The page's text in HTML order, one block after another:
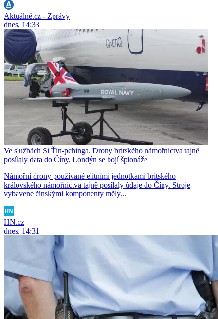
Aktuálně.cz - Zprávy
dnes, 14:33
Ve službách Si Ťin-pchinga. Drony britského námořnictva tajně
posílaly data do Číny, Londýn se bojí špionáže
Námořní drony používané elitními jednotkami britského
královského námořnictva tajně posílaly údaje do Číny. Stroje
vybavené čínskými komponenty měly...
HN.cz
dnes, 14:31